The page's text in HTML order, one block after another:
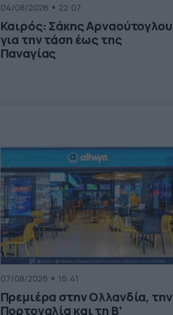
04/08/2026 22:07
Καιρός: Σάκης Αρναούτογλου
για την τάση έως της
Παναγίας
07/08/2026 16:41
Πρεμιέρα στην Ολλανδία, την
Πορτογαλία και τη Β’